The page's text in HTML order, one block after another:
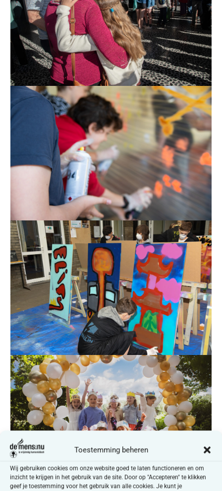
Toestemming beheren
Wij gebruiken cookies om onze website goed te laten functioneren en om
inzicht te krijgen in het gebruik van de site. Door op "Accepteren" te klikken
geef je toestemming voor het gebruik van alle cookies. Je kunt je